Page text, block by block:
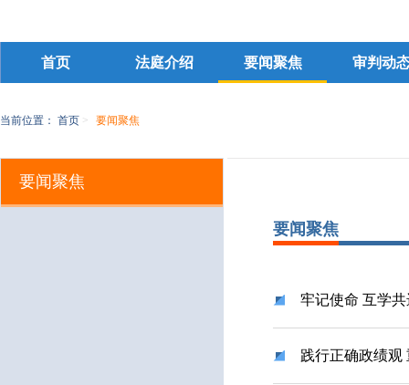
首页 法庭介绍 要闻聚焦 审判动
当前位置： 首页 > 要闻聚焦
要闻聚焦
要闻聚焦
牢记使命 互学
践行正确政绩观